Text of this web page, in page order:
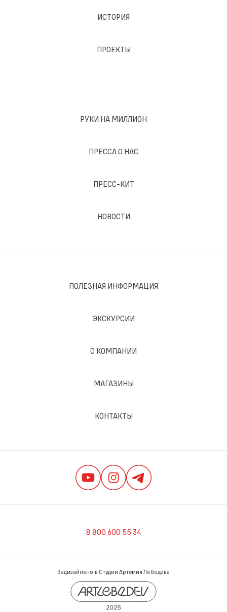
ИСТОРИЯ
ПРОЕКТЫ
РУКИ НА МИЛЛИОН
ПРЕССА О НАС
ПРЕСС-КИТ
НОВОСТИ
ПОЛЕЗНАЯ ИНФОРМАЦИЯ
ЭКСКУРСИИ
О КОМПАНИИ
МАГАЗИНЫ
КОНТАКТЫ
8 800 600 55 34
Задизайнено в Студии Артемия Лебедева